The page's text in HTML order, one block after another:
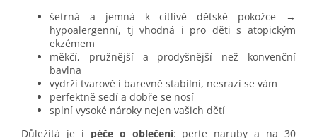
šetrná a jemná k citlivé dětské pokožce →
hypoalergenní, tj vhodná i pro děti s atopickým
ekzémem
měkčí, pružnější a prodyšnější než konvenční
bavlna
vydrží tvarově i barevně stabilní, nesrazí se vám
perfektně sedí a dobře se nosí
splní vysoké nároky nejen vašich dětí
Důležitá je i péče o oblečení: perte naruby a na 30